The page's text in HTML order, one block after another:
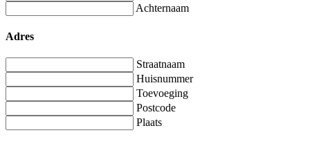
Achternaam
Adres
Straatnaam
Huisnummer
Toevoeging
Postcode
Plaats